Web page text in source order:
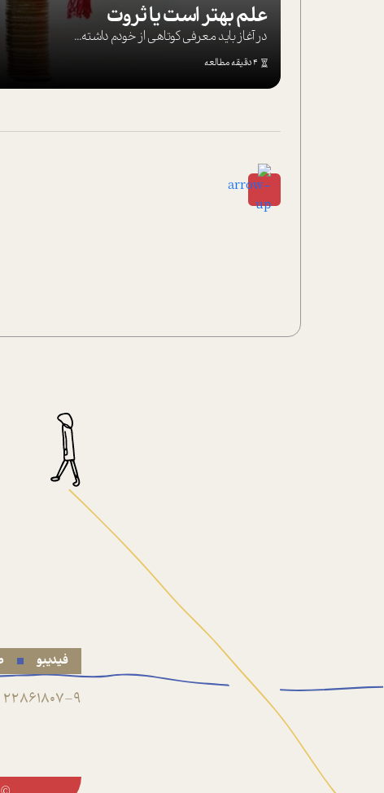
علم بهتر است یا ثروت
در آغاز باید معرفی کوتاهی از خودم داشته...
4 دقیقه مطالعه
فیدیبو
22861807-9